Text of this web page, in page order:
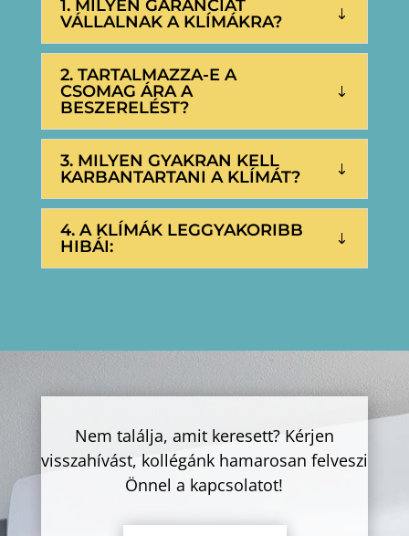
1. MILYEN GARANCIÁT
VÁLLALNAK A KLÍMÁKRA?
2. TARTALMAZZA-E A
CSOMAG ÁRA A
BESZERELÉST?
3. MILYEN GYAKRAN KELL
KARBANTARTANI A KLÍMÁT?
4. A KLÍMÁK LEGGYAKORIBB
HIBÁI:
Nem találja, amit keresett? Kérjen
visszahívást, kollégánk hamarosan felveszi
Önnel a kapcsolatot!